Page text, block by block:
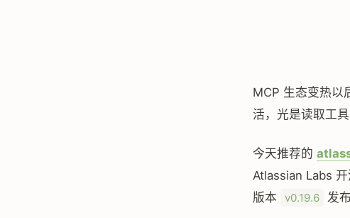
MCP 生态变热以
活，光是读取工
今天推荐的
Atlassian Labs
版本
v0.19.6 发